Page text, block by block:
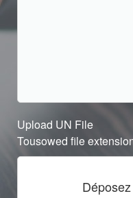
Upload UN File
Tousowed file